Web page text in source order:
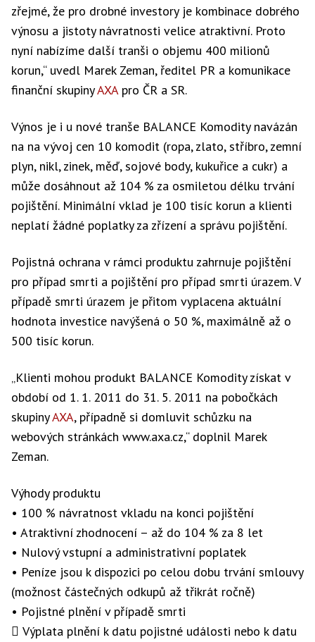
zřejmé, že pro drobné investory je kombinace dobrého
výnosu a jistoty návratnosti velice atraktivní. Proto
nyní nabízíme další tranši o objemu 400 milionů
korun,“ uvedl Marek Zeman, ředitel PR a komunikace
finanční skupinyAXApro ČR a SR.
Výnos je i u nové tranše BALANCE Komodity navázán
na na vývoj cen 10 komodit (ropa, zlato, stříbro, zemní
plyn, nikl, zinek, měď, sojové body, kukuřice a cukr) a
může dosáhnout až 104 % za osmiletou délku trvání
pojištění. Minimální vklad je 100 tisíc korun a klienti
neplatí žádné poplatky za zřízení a správu pojištění.
Pojistná ochrana v rámci produktu zahrnuje pojištění
pro případ smrti a pojištění pro případ smrti úrazem. V
případě smrti úrazem je přitom vyplacena aktuální
hodnota investice navýšená o 50 %, maximálně až o
500 tisíc korun.
„Klienti mohou produkt BALANCE Komodity získat v
období od 1. 1. 2011 do 31. 5. 2011 na pobočkách
skupinyAXA, případně si domluvit schůzku na
webových stránkách www.axa.cz,“ doplnil Marek
Zeman.
Výhody produktu
• 100 % návratnost vkladu na konci pojištění
• Atraktivní zhodnocení – až do 104 % za 8 let
• Nulový vstupní a administrativní poplatek
• Peníze jsou k dispozici po celou dobu trvání smlouvy
(možnost částečných odkupů až třikrát ročně)
• Pojistné plnění v případě smrti
 Výplata plnění k datu pojistné události nebo k datu